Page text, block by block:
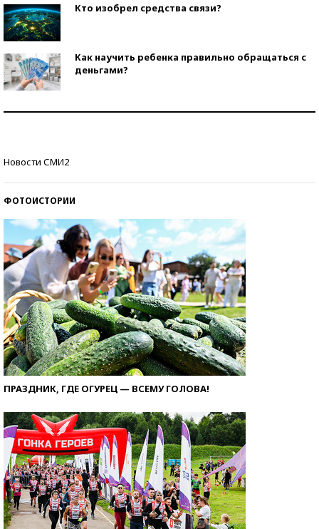
Кто изобрел средства связи?
Как научить ребенка правильно обращаться с
деньгами?
Новости СМИ2
ФОТОИСТОРИИ
ПРАЗДНИК, ГДЕ ОГУРЕЦ — ВСЕМУ ГОЛОВА!